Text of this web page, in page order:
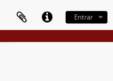
Entrar